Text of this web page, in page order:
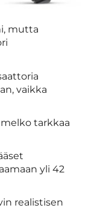
mutta
vaikka
tarkkaa
yli 42
realistisen